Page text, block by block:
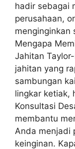
hadir sebagai
perusahaan,
menginginkan
Mengapa
Jahitan
jahitan yang
sambungan
lingkar ketiak,
Konsultasi
membantu
Anda menjadi
keinginan.